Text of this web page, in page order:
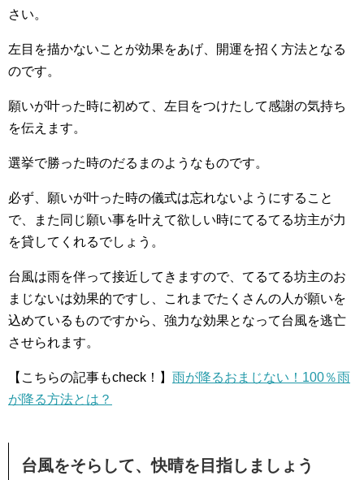
さい。
左目を描かないことが効果をあげ、開運を招く方法となる
のです。
願いが叶った時に初めて、左目をつけたして感謝の気持ち
を伝えます。
選挙で勝った時のだるまのようなものです。
必ず、願いが叶った時の儀式は忘れないようにすること
で、また同じ願い事を叶えて欲しい時にてるてる坊主が力
を貸してくれるでしょう。
台風は雨を伴って接近してきますので、てるてる坊主のお
まじないは効果的ですし、これまでたくさんの人が願いを
込めているものですから、強力な効果となって台風を逃亡
させられます。
【こちらの記事もcheck！】 雨が降るおまじない！100％雨
が降る方法とは？
台風をそらして、快晴を目指しましょう